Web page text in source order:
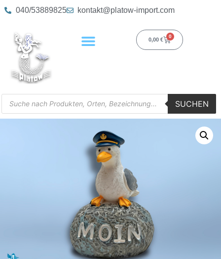
040/53889825 kontakt@platow-import.com
0,00 €
0
SUCHEN